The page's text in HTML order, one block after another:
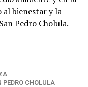
al bienestar y la
Pedro Cholula.
PEDRO CHOLULA